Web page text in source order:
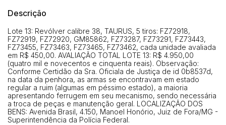
Descrição
Lote 13: Revólver calibre 38, TAURUS, 5 tiros: FZ72918,
FZ72919, FZ72920, GM85862, FZ73287, FZ73291, FZ73443,
FZ73455, FZ73463, FZ73465, FZ73462, cada unidade avaliada
em R$ 450,00. AVALIAÇÃO TOTAL LOTE 13: R$ 4.950,00
(quatro mil e novecentos e cinquenta reais). Observação:
Conforme Certidão da Sra. Oficiala de Justiça de id 0b8537d,
na data da penhora, as armas se encontravam em estado
regular a ruim (algumas em péssimo estado), a maioria
apresentando ferrugem em seu mecanismo, sendo necessária
a troca de peças e manutenção geral. LOCALIZAÇÃO DOS
BENS: Avenida Brasil, 4.150, Manoel Honório, Juiz de Fora/MG -
Superintendência da Polícia Federal.